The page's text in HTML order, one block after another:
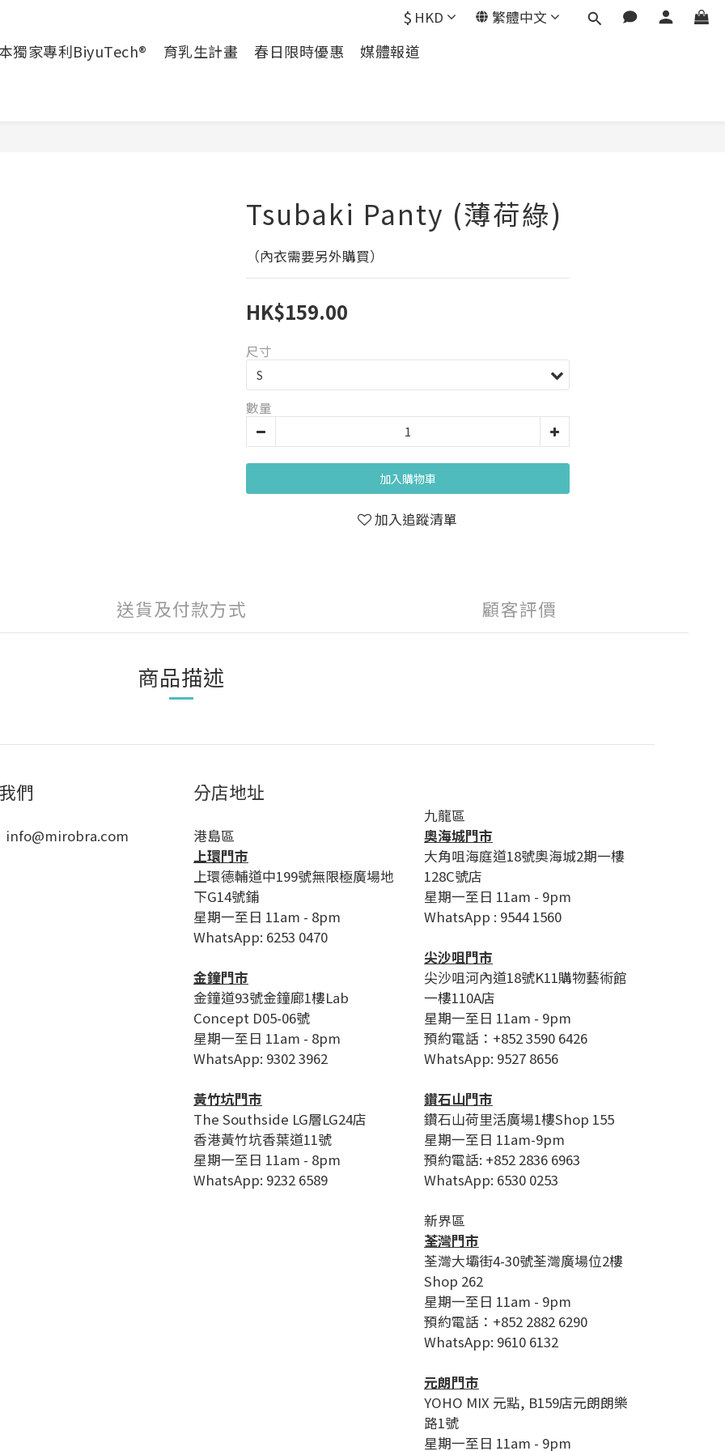
$ HKD 繁體中文
獨家專利BiyuTech® 育乳生計畫 春日限時優惠 媒體報道
Tsubaki Panty (薄荷綠)
（內衣需要另外購買）
HK$159.00
尺寸
數量
加入購物車
加入追蹤清單
送貨及付款方式 顧客評價
商品描述
們
info@mirobra.com
分店地址
港島區
上環門市
上環德輔道中199號無限極廣場地
下G14號鋪
星期一至日 11am - 8pm
WhatsApp: 6253 0470
金鐘門市
金鐘道93號金鐘廊1樓Lab
Concept D05-06號
星期一至日 11am - 8pm
WhatsApp: 9302 3962
黃竹坑門市
The Southside LG層LG24店
香港黃竹坑香葉道11號
星期一至日 11am - 8pm
WhatsApp: 9232 6589
九龍區
奧海城門市
大角咀海庭道18號奧海城2期一樓
128C號店
星期一至日 11am - 9pm
WhatsApp : 9544 1560
尖沙咀門市
尖沙咀河內道18號K11購物藝術館
一樓110A店
星期一至日 11am - 9pm
預約電話：+852 3590 6426
WhatsApp: 9527 8656
鑽石山門市
鑽石山荷里活廣場1樓Shop 155
星期一至日 11am-9pm
預約電話: +852 2836 6963
WhatsApp: 6530 0253
新界區
荃灣門市
荃灣大壩街4-30號荃灣廣場位2樓
Shop 262
星期一至日 11am - 9pm
預約電話：+852 2882 6290
WhatsApp: 9610 6132
元朗門市
YOHO MIX 元點, B159店元朗朗樂
路1號
星期一至日 11am - 9pm